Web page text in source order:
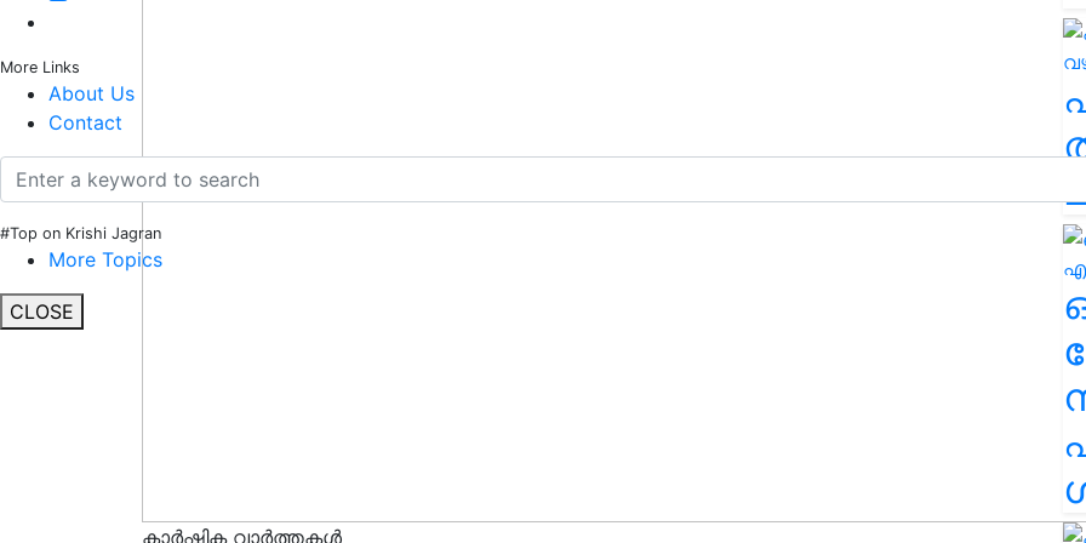
More Links
About Us
Contact
#Top on Krishi Jagran
More Topics
CLOSE
കാർഷിക വാർത്തകൾ